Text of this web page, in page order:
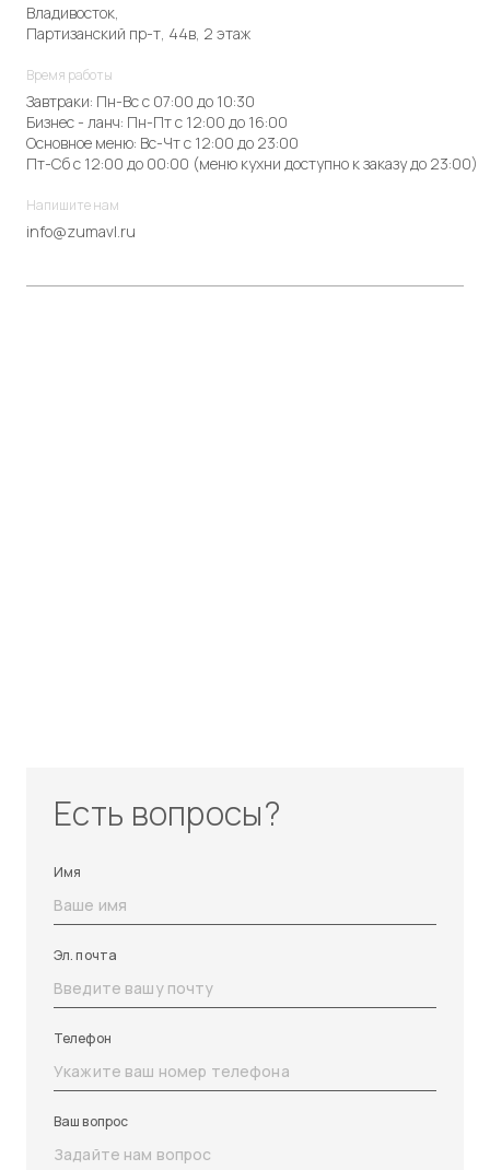
Владивосток,
Партизанский пр-т, 44в, 2 этаж
Время работы
Завтраки: Пн-Вс с 07:00 до 10:30
Бизнес - ланч: Пн-Пт с 12:00 до 16:00
Основное меню: Вс-Чт с 12:00 до 23:00
Пт-Сб с 12:00 до 00:00 (меню кухни доступно к заказу до 23:00)
Напишите нам
info@zumavl.ru
Есть вопросы?
Имя
Эл. почта
Телефон
Ваш вопрос